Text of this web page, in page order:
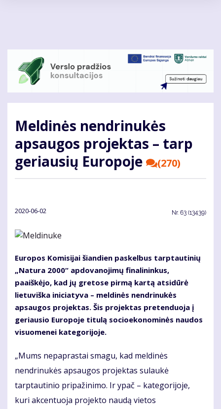
Meldinės nendrinukės
apsaugos projektas – tarp
geriausių Europoje
(270)
2020-06-02 Nr. 63 (13439)
Europos Komisijai šiandien paskelbus tarptautinių
„Natura 2000“ apdovanojimų finalininkus,
paaiškėjo, kad jų gretose pirmą kartą atsidūrė
lietuviška iniciatyva – meldinės nendrinukės
apsaugos projektas. Šis projektas pretenduoja į
geriausio Europoje titulą socioekonominės naudos
visuomenei kategorijoje.
„Mums nepaprastai smagu, kad meldinės
nendrinukės apsaugos projektas sulaukė
tarptautinio pripažinimo. Ir ypač – kategorijoje,
kuri akcentuoja projekto naudą vietos